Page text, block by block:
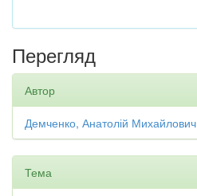
Перегляд
Автор
Демченко, Анатолій Михайлович
Тема